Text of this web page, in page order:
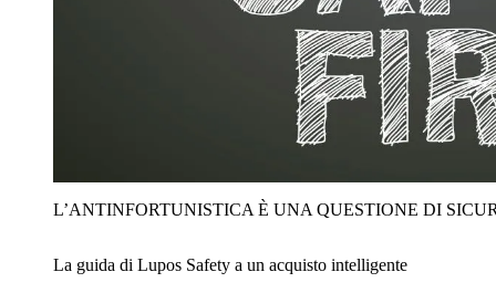
L’ANTINFORTUNISTICA È UNA QUESTIONE DI
La guida di Lupos Safety a un acquisto intelligente